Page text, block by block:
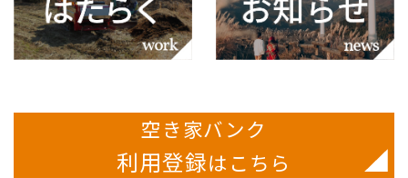
空き家バンク
利用登録はこちら